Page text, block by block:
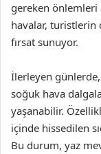
gereken önlemleri
havalar, turistlerin
fırsat sunuyor.
İlerleyen
soğuk hava
yaşanabilir.
içinde hissedilen
Bu durum, yaz